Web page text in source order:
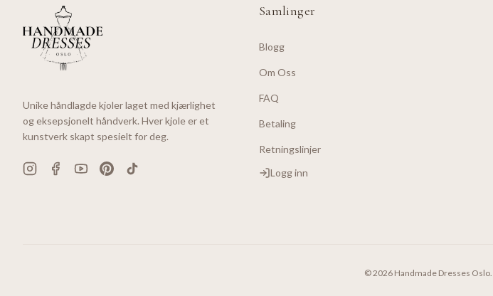
Unike håndlagde kjoler laget med kjærlighet
og eksepsjonelt håndverk. Hver kjole er et
kunstverk skapt spesielt for deg.
Samlinger
Blogg
Om Oss
FAQ
Betaling
Retningslinjer
Logg inn
©2026Handmade Dresses Oslo.